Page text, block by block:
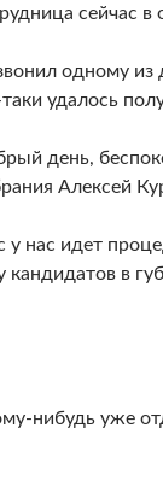
сейчас в
одному из
удалось
день,
Алексей
у нас идет
кандидатов в
нибудь уже